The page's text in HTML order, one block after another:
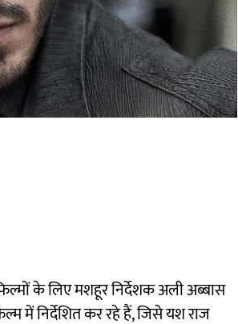
के लिए मशहूर निर्देशक अली अब्बास
में निर्देशित कर रहे हैं, जिसे यश राज